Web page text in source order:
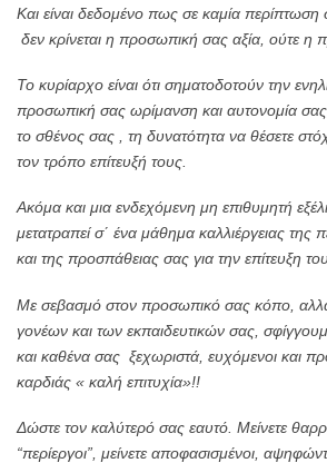
Και είναι δεδομένο πως σε καμία περίπτωση σ
δεν κρίνεται η προσωπική σας αξία, ούτε η
Το κυρίαρχο είναι ότι σηματοδοτούν την
προσωπική σας ωρίμανση και αυτονομία σας,
το σθένος σας , τη δυνατότητα να θέσετε
τον τρόπο επίτευξή τους.
Ακόμα και μια ενδεχόμενη μη επιθυμητή
μετατραπεί σ΄ ένα μάθημα καλλιέργειας της
και της προσπάθειας σας για την επίτευξη
Με σεβασμό στον προσωπικό σας κόπο,
γονέων και των εκπαιδευτικών σας,
και καθένα σας ξεχωριστά, ευχόμενοι και
καρδιάς « καλή επιτυχία»!!
Δώστε τον καλύτερό σας εαυτό. Μείνετε
“περίεργοι”, μείνετε αποφασισμένοι,